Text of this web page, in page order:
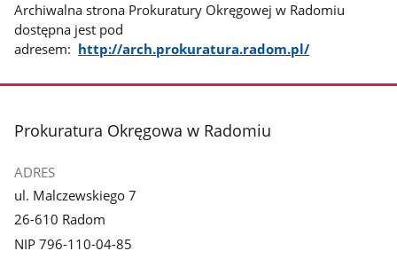
Archiwalna strona Prokuratury Okręgowej w Radomiu
dostępna jest pod
adresem: http://arch.prokuratura.radom.pl/
stopka
Prokuratura Okręgowa w Radomiu
ADRES
ul. Malczewskiego 7
26-610 Radom
NIP 796-110-04-85